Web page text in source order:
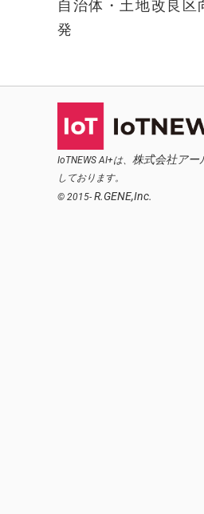
自治体・土地改良区
発
IoTNEWS AI+は、 株式会社アー
しております。
© 2015- R.GENE,Inc.